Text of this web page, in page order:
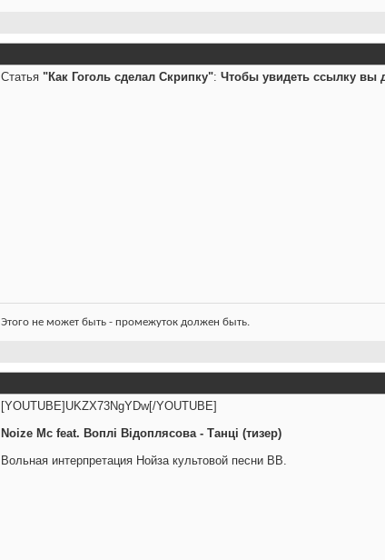
Статья "Как Гоголь сделал Скрипку": Чтобы увидеть ссылку вы
Этого не может быть - промежуток должен быть.
[YOUTUBE]UKZX73NgYDw[/YOUTUBE]
Noize Mc feat. Воплі Відоплясова - Танцi (тизер)
Вольная интерпретация Нойза культовой песни ВВ.